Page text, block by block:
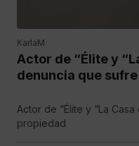
KarlaM
Actor de “Élite y
denuncia que
Actor de “Élite y “La
propiedad